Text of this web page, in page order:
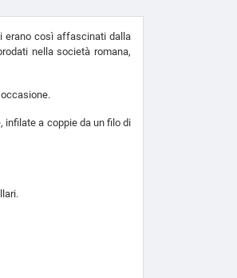
erano così affascinati dalla
nella società romana,
infilate a coppie da un filo di